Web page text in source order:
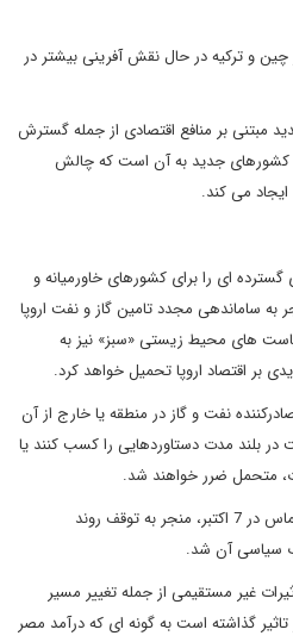
و ترکیه در حال نقش آفرینی بیشتر در
مبتنی بر منافع اقتصادی از جمله گسترش
کشورهای جدید به آن است که چالش
ایجاد می کند.
گسترده ای را برای کشورهای خاورمیانه و
به ساماندهی مجدد تامین گاز و نفت اروپا
های محیط زیستی «سبز» نیز به
بر اقتصاد اروپا تحمیل خواهد کرد.
نفت و گاز در منطقه یا خارج از آن
در بلند مدت دستاوردهایی را کسب کنند یا
متحمل ضرر خواهند شد.
2) جنگ در غزه از زمان آغاز حمله حماس در 7 اکتبر، منجر به توقف روند
سیاسی آن شد.
غیر مستقیمی از جمله تغییر مسیر
گذاشته است به گونه ای که درآمد مصر